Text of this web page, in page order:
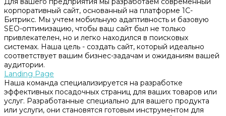
корпоративный сайт, основанный на платформе 1С-
Битрикс. Мы учтем мобильную адаптивность и базовую
SEO-оптимизацию, чтобы ваш сайт был не только
привлекателен, но и легко находился в поисковых
системах. Наша цель - создать сайт, который идеально
соответствует вашим бизнес-задачам и ожиданиям вашей
аудитории.
Landing Page
Наша команда специализируется на разработке
эффективных посадочных страниц для ваших товаров или
услуг. Разработанные специально для вашего продукта
или услуги, они становятся готовым инструментом для